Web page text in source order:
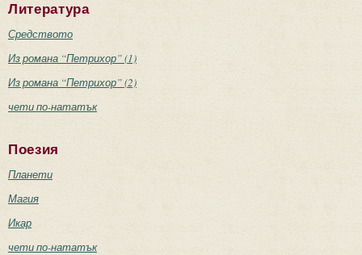
Литература
Средството
Из романа “Петрихор” (1)
Из романа “Петрихор” (2)
чети по-нататък
Поезия
Планети
Магия
Икар
чети по-нататък